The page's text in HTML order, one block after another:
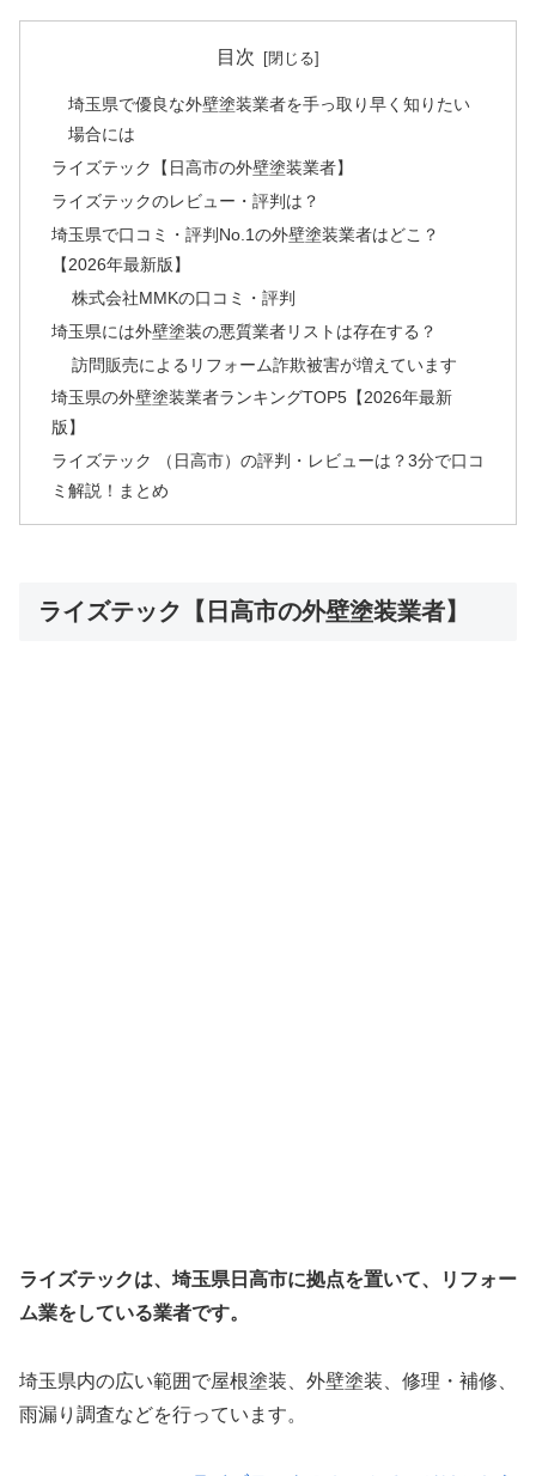
目次
埼玉県で優良な外壁塗装業者を手っ取り早く知りたい
場合には
ライズテック【日高市の外壁塗装業者】
ライズテックのレビュー・評判は？
埼玉県で口コミ・評判No.1の外壁塗装業者はどこ？
【2026年最新版】
株式会社MMKの口コミ・評判
埼玉県には外壁塗装の悪質業者リストは存在する？
訪問販売によるリフォーム詐欺被害が増えています
埼玉県の外壁塗装業者ランキングTOP5【2026年最新
版】
ライズテック （日高市）の評判・レビューは？3分で口コ
ミ解説！まとめ
ライズテック【日高市の外壁塗装業者】
ライズテックは、埼玉県日高市に拠点を置いて、リフォー
ム業をしている業者です。
埼玉県内の広い範囲で屋根塗装、外壁塗装、修理・補修、
雨漏り調査などを行っています。